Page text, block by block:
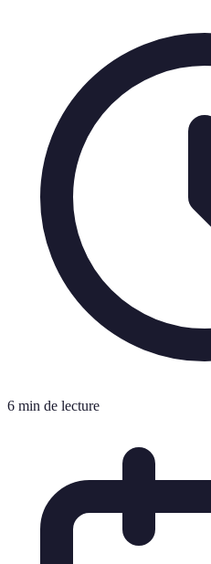
6 min de lecture